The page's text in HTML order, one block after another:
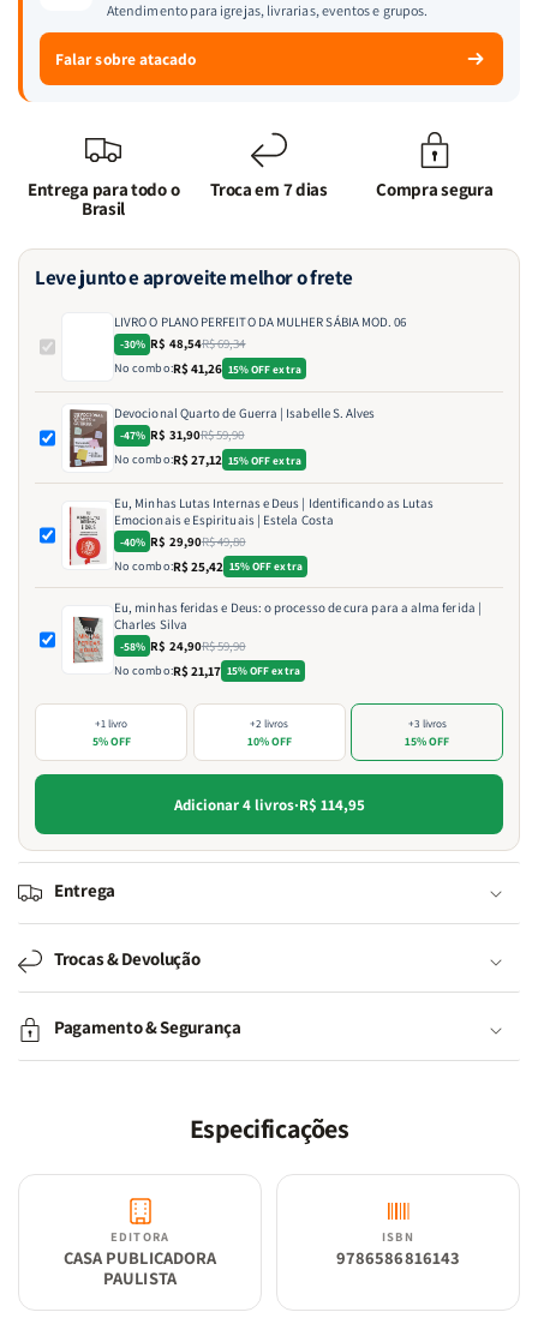
Atendimento para igrejas, livrarias, eventos e grupos.
Falar sobre atacado
Entrega para todo o
Brasil
Troca em 7 dias Compra segura
Leve junto e aproveite melhor o frete
LIVRO O PLANO PERFEITO DA MULHER SÁBIA MOD. 06
-30% R$ 48,54R$ 69,34
No combo:R$ 41,26 15% OFF extra
Devocional Quarto de Guerra | Isabelle S. Alves
-47% R$ 31,90R$ 59,90
No combo:R$ 27,12 15% OFF extra
Eu, Minhas Lutas Internas e Deus | Identificando as Lutas
Emocionais e Espirituais | Estela Costa
-40% R$ 29,90R$ 49,80
No combo:R$ 25,42 15% OFF extra
Eu, minhas feridas e Deus: o processo de cura para a alma ferida |
Charles Silva
-58% R$ 24,90R$ 59,90
No combo:R$ 21,17 15% OFF extra
+1 livro
5% OFF
+2 livros
10% OFF
+3 livros
15% OFF
Adicionar 4 livros·R$ 114,95
Entrega
Trocas & Devolução
Pagamento & Segurança
Especificações
EDITORA
CASA PUBLICADORA
PAULISTA
ISBN
9786586816143